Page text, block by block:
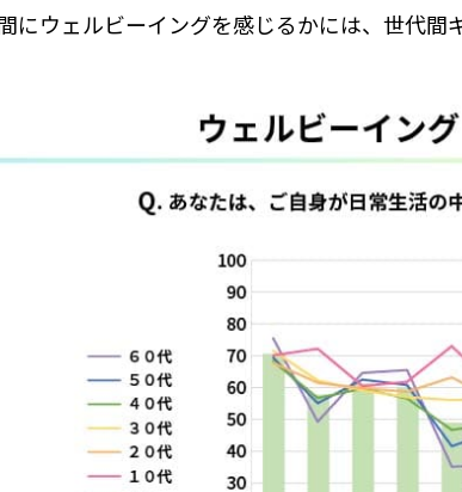
にウェルビーイングを感じるかには、世代間